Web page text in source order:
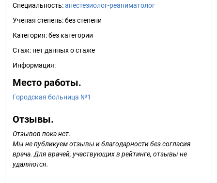
Специальность:анестезиолог-реаниматолог
Ученая степень:без степени
Категория:без категории
Стаж: нет данных о стаже
Информация:
Место работы.
Городская больница №1
Отзывы.
Отзывов пока нет.
Мы не публикуем отзывы и благодарности без согласия
врача. Для врачей, участвующих в рейтинге, отзывы не
удаляются.